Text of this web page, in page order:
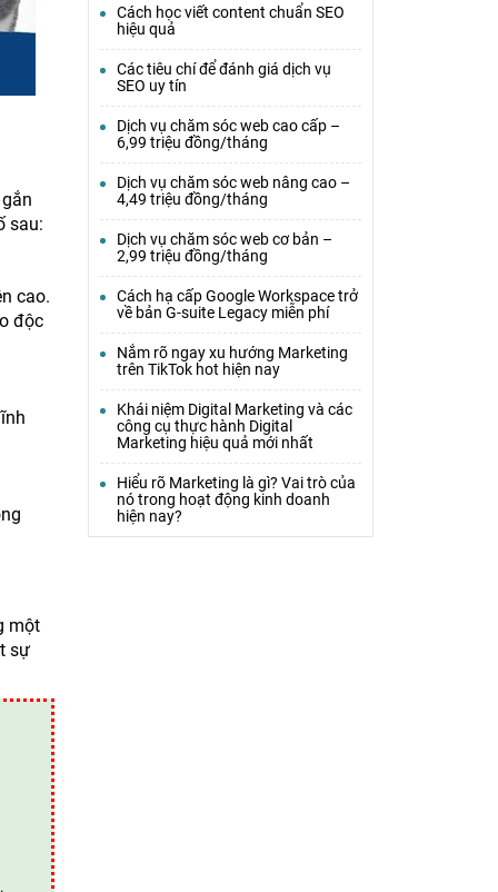
sau:
cao.
độc
một
sự
Cách học viết content chuẩn SEO
hiệu quả
Các tiêu chí để đánh giá dịch vụ
SEO uy tín
Dịch vụ chăm sóc web cao cấp –
6,99 triệu đồng/tháng
Dịch vụ chăm sóc web nâng cao –
4,49 triệu đồng/tháng
Dịch vụ chăm sóc web cơ bản –
2,99 triệu đồng/tháng
Cách hạ cấp Google Workspace trở
về bản G-suite Legacy miễn phí
Nắm rõ ngay xu hướng Marketing
trên TikTok hot hiện nay
Khái niệm Digital Marketing và các
công cụ thực hành Digital
Marketing hiệu quả mới nhất
Hiểu rõ Marketing là gì? Vai trò của
nó trong hoạt động kinh doanh
hiện nay?